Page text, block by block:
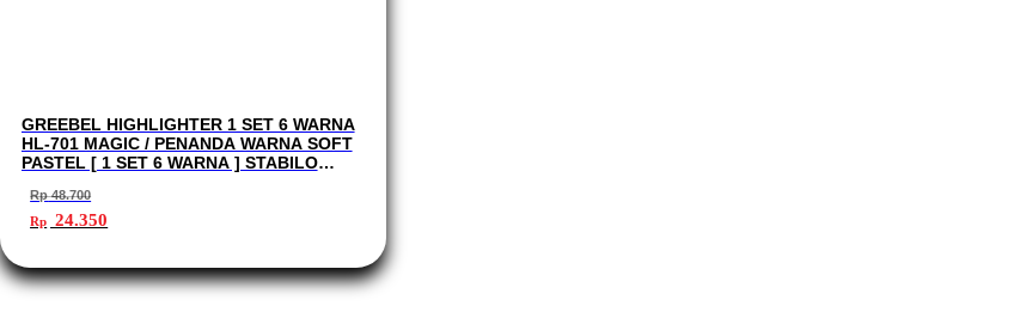
GREEBEL HIGHLIGHTER 1 SET 6 WARNA
HL-701 MAGIC / PENANDA WARNA SOFT
PASTEL [ 1 SET 6 WARNA ] STABILO
Rp48.700
Harga
aslinya
Rp 48.700.
Rp 24.350saat
adalah:
Rp 24.350.